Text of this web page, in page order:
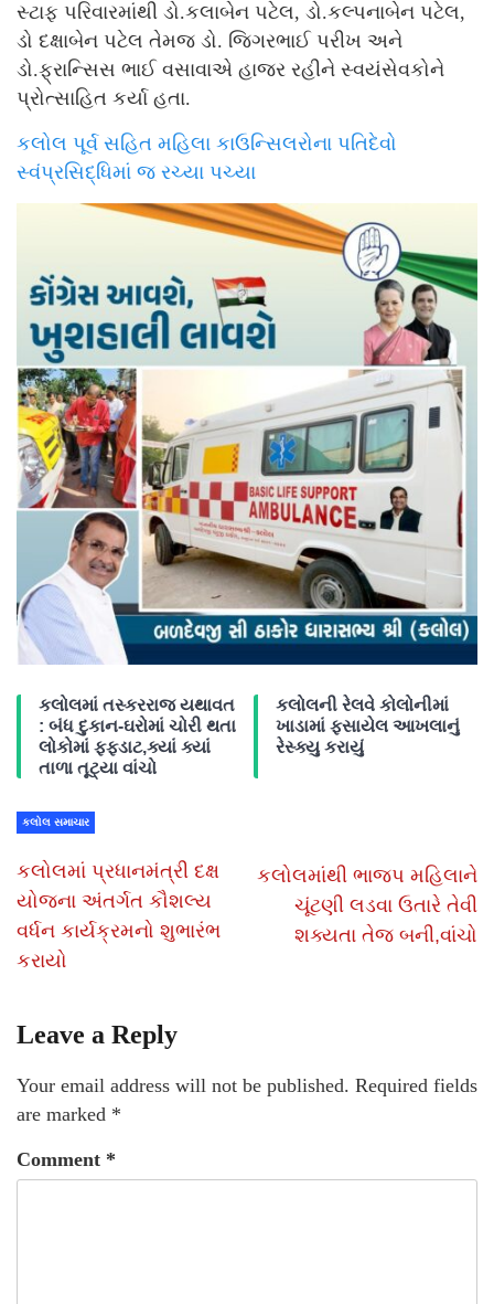
સ્ટાફ પરિવારમાંથી ડો.કલાબેન પટેલ, ડો.કલ્પનાબેન પટેલ,
ડો દક્ષાબેન પટેલ તેમજ ડો. જિગરભાઈ પરીખ અને
ડો.ફ્રાન્સિસ ભાઈ વસાવાએ હાજર રહીને સ્વયંસેવકોને
પ્રોત્સાહિત કર્યા હતા.
કલોલ પૂર્વ સહિત મહિલા કાઉન્સિલરોના પતિદેવો
સ્વંપ્રસિદ્ધિમાં જ રચ્યા પચ્યા
કલોલમાં તસ્કરરાજ યથાવત
: બંધ દુકાન-ઘરોમાં ચોરી થતા
લોકોમાં ફફડાટ,ક્યાં ક્યાં
તાળા તૂટ્યા વાંચો
કલોલની રેલવે કોલોનીમાં
ખાડામાં ફસાયેલ આખલાનું
રેસ્ક્યુ કરાયું
કલોલ સમાચાર
કલોલમાં પ્રધાનમંત્રી દક્ષ
યોજના અંતર્ગત કૌશલ્ય
વર્ધન કાર્યક્રમનો શુભારંભ
કરાયો
કલોલમાંથી ભાજપ મહિલાને
ચૂંટણી લડવા ઉતારે તેવી
શક્યતા તેજ બની,વાંચો
Leave a Reply
Your email address will not be published. Required fields
are marked *
Comment *